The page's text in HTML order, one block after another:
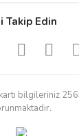
Takip Edin
bilgileriniz